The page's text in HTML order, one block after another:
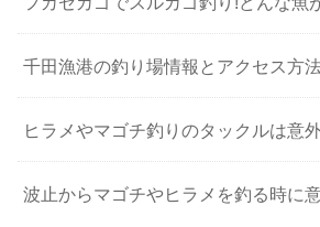
千田漁港の釣り場情報とアクセス方
ヒラメやマゴチ釣りのタックルは意
波止からマゴチやヒラメを釣る時に